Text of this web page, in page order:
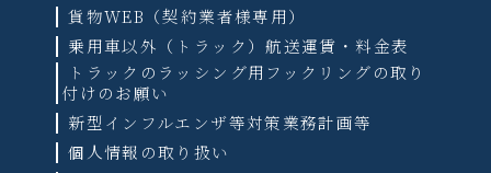
貨物WEB（契約業者様専用）
乗用車以外（トラック）航送運賃・料金表
トラックのラッシング用フックリングの取り
付けのお願い
新型インフルエンザ等対策業務計画等
個人情報の取り扱い